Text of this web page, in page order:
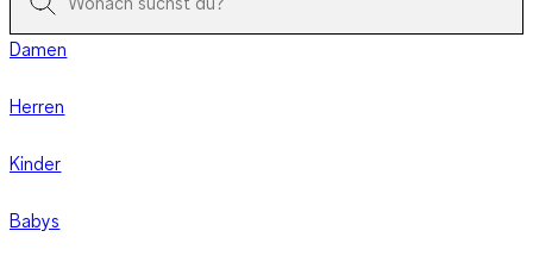
Damen
Herren
Kinder
Babys